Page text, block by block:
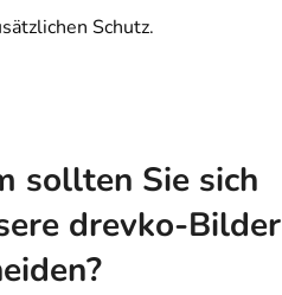
Schutz.
sollten Sie sich
drevko-Bilder